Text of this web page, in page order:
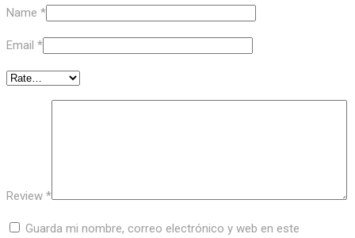
Name *
Email *
Review *
Guarda mi nombre, correo electrónico y web en este